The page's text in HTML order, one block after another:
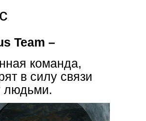
Team –
команда,
в силу связи
людьми.